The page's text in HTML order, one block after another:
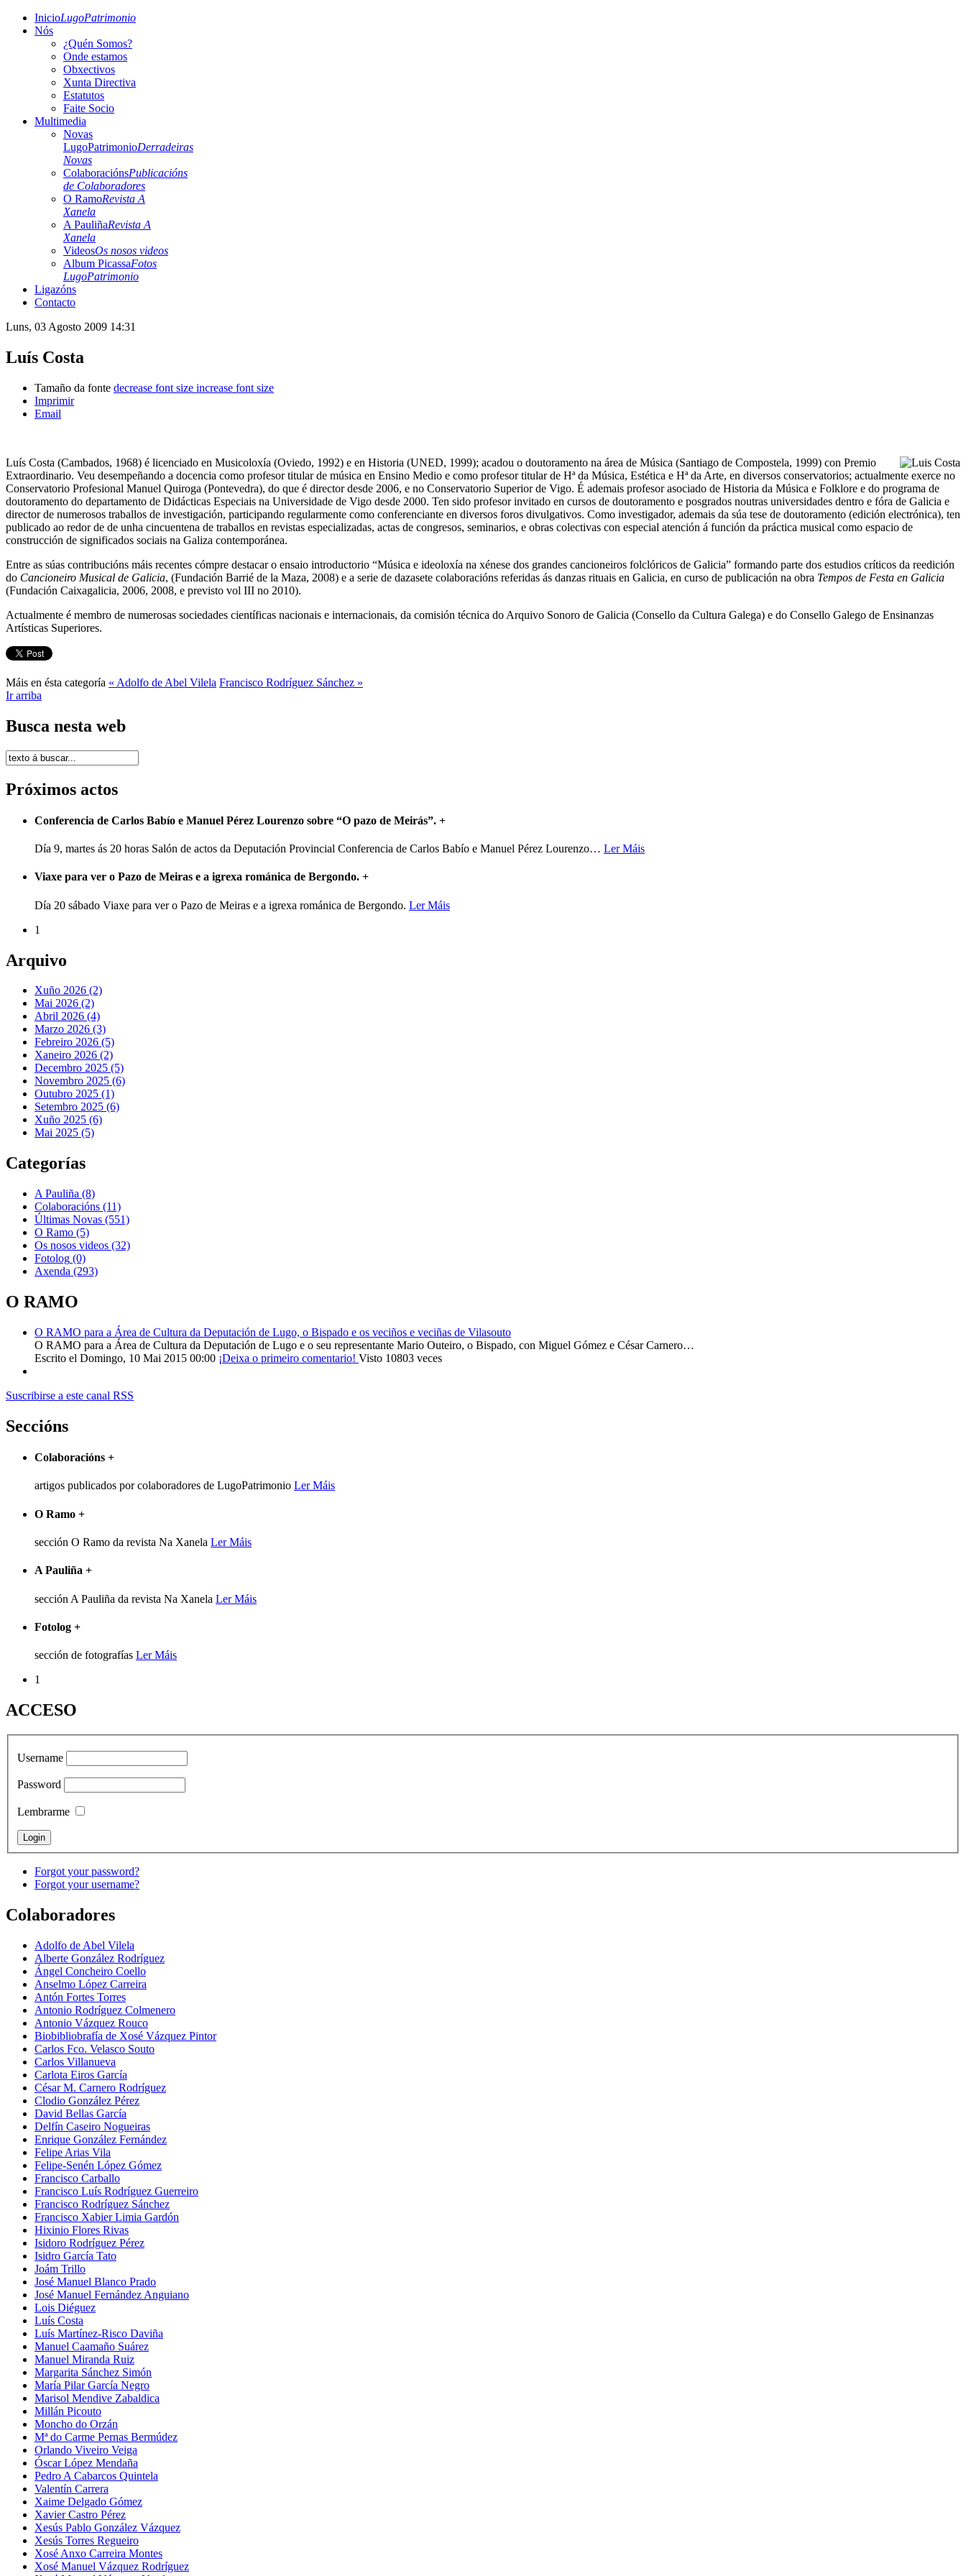
InicioLugoPatrimonio
Nós
¿Quén Somos?
Onde estamos
Obxectivos
Xunta Directiva
Estatutos
Faite Socio
Multimedia
Novas
LugoPatrimonioDerradeiras
Novas
ColaboraciónsPublicacións
de Colaboradores
O RamoRevista A
Xanela
A PauliñaRevista A
Xanela
VideosOs nosos videos
Album PicassaFotos
LugoPatrimonio
Ligazóns
Contacto
Luns, 03 Agosto 2009 14:31
Luís Costa
Tamaño da fonte decrease font size increase font size
Imprimir
Email
Luís Costa (Cambados, 1968) é licenciado en Musicoloxía (Oviedo, 1992) e en Historia (UNED, 1999); acadou o doutoramento na área de Música (Santiago de Compostela, 1999) con Premio
Extraordinario. Veu desempeñando a docencia como profesor titular de música en Ensino Medio e como profesor titular de Hª da Música, Estética e Hª da Arte, en diversos conservatorios; actualmente exerce no
Conservatorio Profesional Manuel Quiroga (Pontevedra), do que é director desde 2006, e no Conservatorio Superior de Vigo. É ademais profesor asociado de Historia da Música e Folklore e do programa de
doutoramento do departamento de Didácticas Especiais na Universidade de Vigo desde 2000. Ten sido profesor invitado en cursos de doutoramento e posgrados noutras universidades dentro e fóra de Galicia e
director de numerosos traballos de investigación, participando regularmente como conferenciante en diversos foros divulgativos. Como investigador, ademais da súa tese de doutoramento (edición electrónica), ten
publicado ao redor de de unha cincuentena de traballos en revistas especializadas, actas de congresos, seminarios, e obras colectivas con especial atención á función da práctica musical como espacio de
construcción de significados sociais na Galiza contemporánea.
Entre as súas contribucións máis recentes cómpre destacar o ensaio introductorio “Música e ideoloxía na xénese dos grandes cancioneiros folclóricos de Galicia” formando parte dos estudios críticos da reedición
do Cancioneiro Musical de Galicia, (Fundación Barrié de la Maza, 2008) e a serie de dazasete colaboracións referidas ás danzas rituais en Galicia, en curso de publicación na obra Tempos de Festa en Galicia
(Fundación Caixagalicia, 2006, 2008, e previsto vol III no 2010).
Actualmente é membro de numerosas sociedades científicas nacionais e internacionais, da comisión técnica do Arquivo Sonoro de Galicia (Consello da Cultura Galega) e do Consello Galego de Ensinanzas
Artísticas Superiores.
Máis en ésta categoría « Adolfo de Abel Vilela Francisco Rodríguez Sánchez »
Ir arriba
Busca nesta web
Próximos actos
Conferencia de Carlos Babío e Manuel Pérez Lourenzo sobre “O pazo de Meirás”. +
Día 9, martes ás 20 horas Salón de actos da Deputación Provincial Conferencia de Carlos Babío e Manuel Pérez Lourenzo… Ler Máis
Viaxe para ver o Pazo de Meiras e a igrexa románica de Bergondo. +
Día 20 sábado Viaxe para ver o Pazo de Meiras e a igrexa románica de Bergondo. Ler Máis
1
Arquivo
Xuño 2026 (2)
Mai 2026 (2)
Abril 2026 (4)
Marzo 2026 (3)
Febreiro 2026 (5)
Xaneiro 2026 (2)
Decembro 2025 (5)
Novembro 2025 (6)
Outubro 2025 (1)
Setembro 2025 (6)
Xuño 2025 (6)
Mai 2025 (5)
Categorías
A Pauliña (8)
Colaboracións (11)
Últimas Novas (551)
O Ramo (5)
Os nosos videos (32)
Fotolog (0)
Axenda (293)
O RAMO
O RAMO para a Área de Cultura da Deputación de Lugo, o Bispado e os veciños e veciñas de Vilasouto
O RAMO para a Área de Cultura da Deputación de Lugo e o seu representante Mario Outeiro, o Bispado, con Miguel Gómez e César Carnero…
Escrito el Domingo, 10 Mai 2015 00:00 ¡Deixa o primeiro comentario! Visto 10803 veces
Suscribirse a este canal RSS
Seccións
Colaboracións +
artigos publicados por colaboradores de LugoPatrimonio Ler Máis
O Ramo +
sección O Ramo da revista Na Xanela Ler Máis
A Pauliña +
sección A Pauliña da revista Na Xanela Ler Máis
Fotolog +
sección de fotografías Ler Máis
1
ACCESO
Username
Password
Lembrarme
Forgot your password?
Forgot your username?
Colaboradores
Adolfo de Abel Vilela
Alberte González Rodríguez
Ángel Concheiro Coello
Anselmo López Carreira
Antón Fortes Torres
Antonio Rodríguez Colmenero
Antonio Vázquez Rouco
Biobibliobrafía de Xosé Vázquez Pintor
Carlos Fco. Velasco Souto
Carlos Villanueva
Carlota Eiros García
César M. Carnero Rodríguez
Clodio González Pérez
David Bellas García
Delfín Caseiro Nogueiras
Enrique González Fernández
Felipe Arias Vila
Felipe-Senén López Gómez
Francisco Carballo
Francisco Luís Rodríguez Guerreiro
Francisco Rodríguez Sánchez
Francisco Xabier Limia Gardón
Hixinio Flores Rivas
Isidoro Rodríguez Pérez
Isidro García Tato
Joám Trillo
José Manuel Blanco Prado
José Manuel Fernández Anguiano
Lois Diéguez
Luís Costa
Luís Martínez-Risco Daviña
Manuel Caamaño Suárez
Manuel Miranda Ruiz
Margarita Sánchez Simón
María Pilar García Negro
Marisol Mendive Zabaldica
Millán Picouto
Moncho do Orzán
Mª do Carme Pernas Bermúdez
Orlando Viveiro Veiga
Óscar López Mendaña
Pedro A Cabarcos Quintela
Valentín Carrera
Xaime Delgado Gómez
Xavier Castro Pérez
Xesús Pablo González Vázquez
Xesús Torres Regueiro
Xosé Anxo Carreira Montes
Xosé Manuel Vázquez Rodríguez